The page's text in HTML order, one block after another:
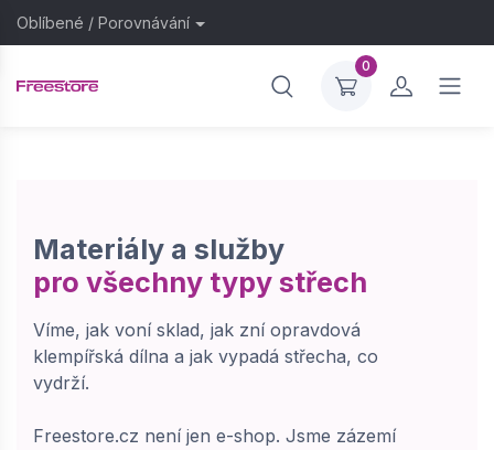
Oblíbené / Porovnávání
0
Materiály a služby
pro všechny typy střech
Víme, jak voní sklad, jak zní opravdová
klempířská dílna a jak vypadá střecha, co
vydrží.
Freestore.cz není jen e-shop. Jsme zázemí